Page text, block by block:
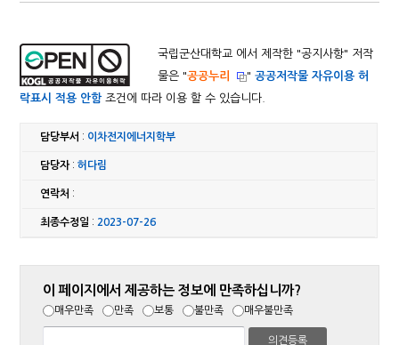
국립군산대학교 에서 제작한 "공지사항" 저작
물은 "공공누리 "공공저작물 자유이용 허
락표시 적용 안함조건에 따라 이용 할 수 있습니다.
담당부서 : 이차전지에너지학부
담당자:허다림
연락처 :
최종수정일 : 2023-07-26
이 페이지에서 제공하는 정보에 만족하십니까?
매우만족 만족 보통 불만족 매우불만족